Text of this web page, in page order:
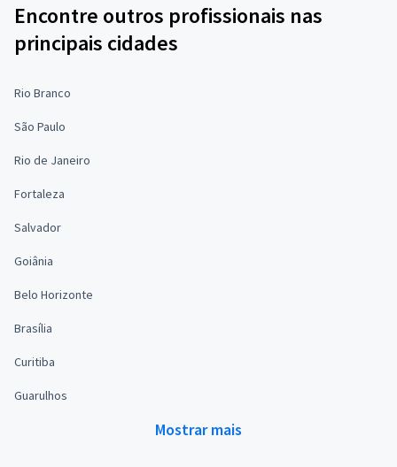
Encontre outros profissionais nas
principais cidades
Rio Branco
São Paulo
Rio de Janeiro
Fortaleza
Salvador
Goiânia
Belo Horizonte
Brasília
Curitiba
Guarulhos
Mostrar mais